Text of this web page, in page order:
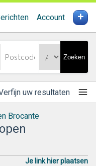
Account +
Zoeken
uw resultaten
Brocante
Je link hier plaatsen